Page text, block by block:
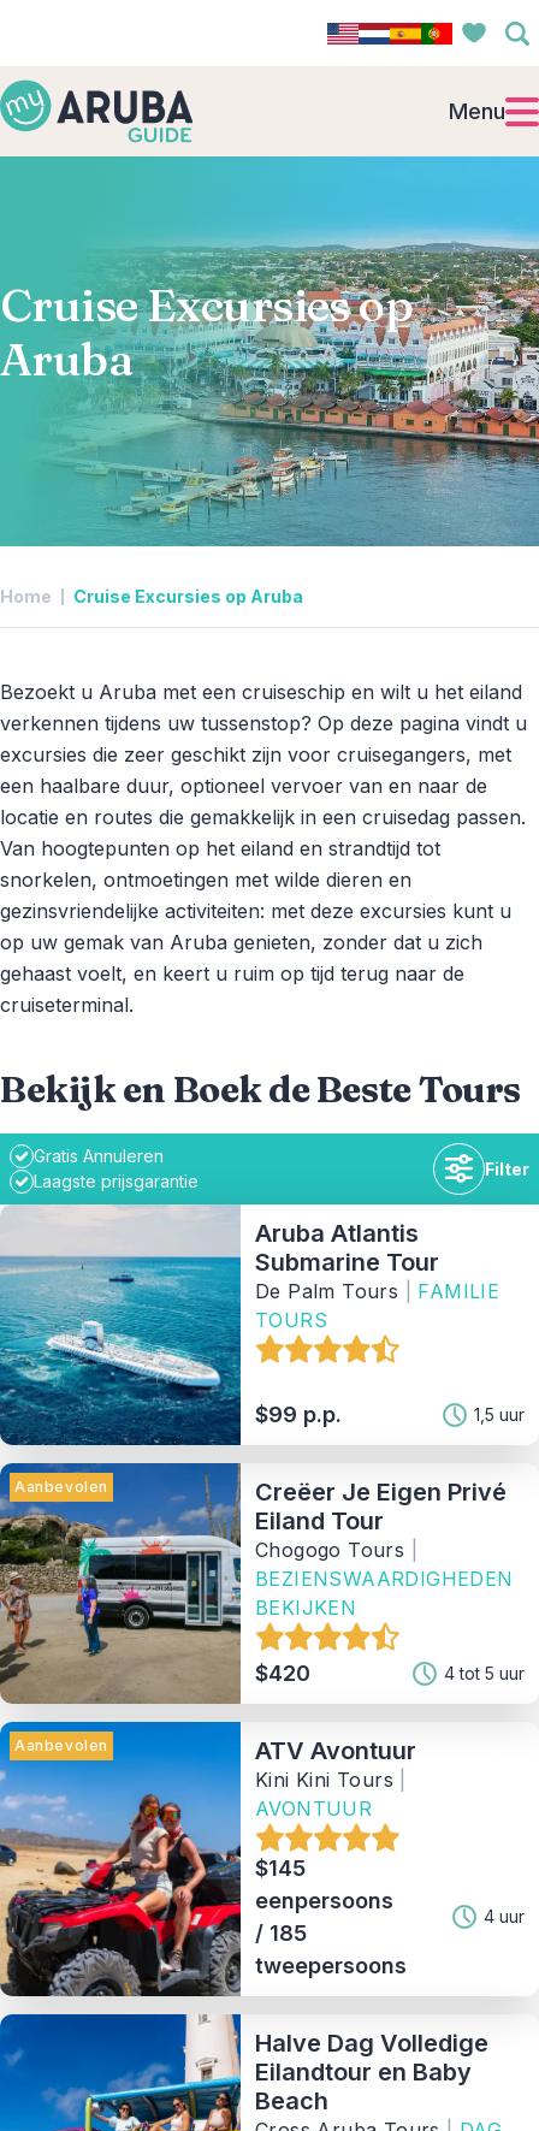
Menu
Cruise Excursies op
Aruba
Home Cruise Excursies op Aruba
Bezoekt u Aruba met een cruiseschip en wilt u het eiland
verkennen tijdens uw tussenstop? Op deze pagina vindt u
excursies die zeer geschikt zijn voor cruisegangers, met
een haalbare duur, optioneel vervoer van en naar de
locatie en routes die gemakkelijk in een cruisedag passen.
Van hoogtepunten op het eiland en strandtijd tot
snorkelen, ontmoetingen met wilde dieren en
gezinsvriendelijke activiteiten: met deze excursies kunt u
op uw gemak van Aruba genieten, zonder dat u zich
gehaast voelt, en keert u ruim op tijd terug naar de
cruiseterminal.
Bekijk en Boek de Beste Tours
Gratis Annuleren
Laagste prijsgarantie
Filter
Duur
Beschikbaarheid
Prijsklasse
Activiteit
Tag
Aanbieder
Sorteer Op
30 Matching Properties
Show Results
Aruba Atlantis
Submarine Tour
De Palm Tours
FAMILIE
TOURS
$99 p.p. 1,5 uur
Aanbevolen
Creëer Je Eigen Privé
Eiland Tour
Chogogo Tours
BEZIENSWAARDIGHEDEN
BEKIJKEN
$420 4 tot 5 uur
Aanbevolen ATV Avontuur
Kini Kini Tours
AVONTUUR
$145
eenpersoons
/ 185
tweepersoons
4 uur
Halve Dag Volledige
Eilandtour en Baby
Beach